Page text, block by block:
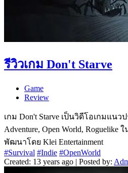
รีวิวเกม Don't Starve
Game
Review
เกม Don't Starve เป็นวิดีโอเกมแนว
Adventure, Open World, Roguelike
พัฒนาโดย Klei Entertainment
#Survival #Indie #OpenWorld
Created: 13 years ago | Posted by: